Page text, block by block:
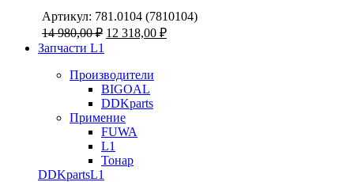
(блок-
подшипник)
Артикул: 781.0104 (7810104)
14 980,00₽ Первоначальная
14
980,00 ₽.
12 318,00 ₽Текущая
Запчасти L1
Производители
BIGOAL
DDKparts
Примение
FUWA
L1
Тонар
DDKpartsL1